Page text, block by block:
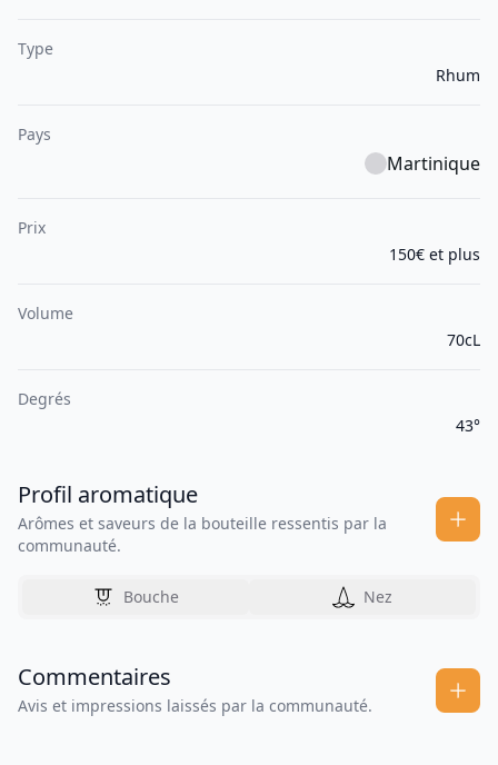
Type
Rhum
Pays
Martinique
Prix
150€ et plus
Volume
70cL
Degrés
43°
Profil aromatique
Arômes et saveurs de la bouteille ressentis par la
communauté.
Bouche Nez
Commentaires
Avis et impressions laissés par la communauté.